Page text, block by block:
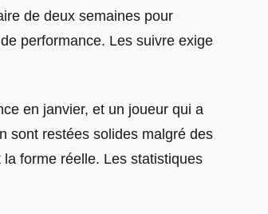
de deux semaines pour
performance. Les suivre exige
en janvier, et un joueur qui a
sont restées solides malgré des
forme réelle. Les statistiques